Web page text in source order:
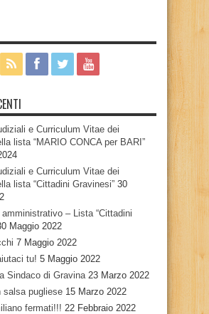
e Curriculum Vitae dei
lista “MARIO CONCA per BARI”
e Curriculum Vitae dei
lista “Cittadini Gravinesi” 30
– Lista “Cittadini
Maggio 2022
7 Maggio 2022
tu! 5 Maggio 2022
Sindaco di Gravina 23 Marzo 2022
salsa pugliese 15 Marzo 2022
fermati!!! 22 Febbraio 2022